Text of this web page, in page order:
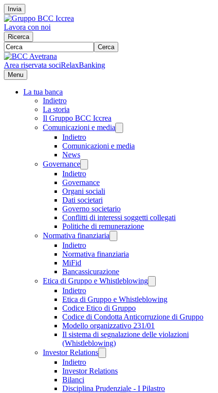
Invia
Lavora con noi
Ricerca
Cerca
Area riservata sociRelaxBanking
Menu
La tua banca
Indietro
La storia
Il Gruppo BCC Iccrea
Comunicazioni e media
Indietro
Comunicazioni e media
News
Governance
Indietro
Governance
Organi sociali
Dati societari
Governo societario
Conflitti di interessi soggetti collegati
Politiche di remunerazione
Normativa finanziaria
Indietro
Normativa finanziaria
MiFid
Bancassicurazione
Etica di Gruppo e Whistleblowing
Indietro
Etica di Gruppo e Whistleblowing
Codice Etico di Gruppo
Codice di Condotta Anticorruzione di Gruppo
Modello organizzativo 231/01
Il sistema di segnalazione delle violazioni
(Whistleblowing)
Investor Relations
Indietro
Investor Relations
Bilanci
Disciplina Prudenziale - I Pilastro